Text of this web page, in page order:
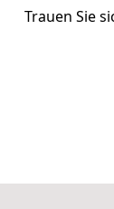
Trauen Sie